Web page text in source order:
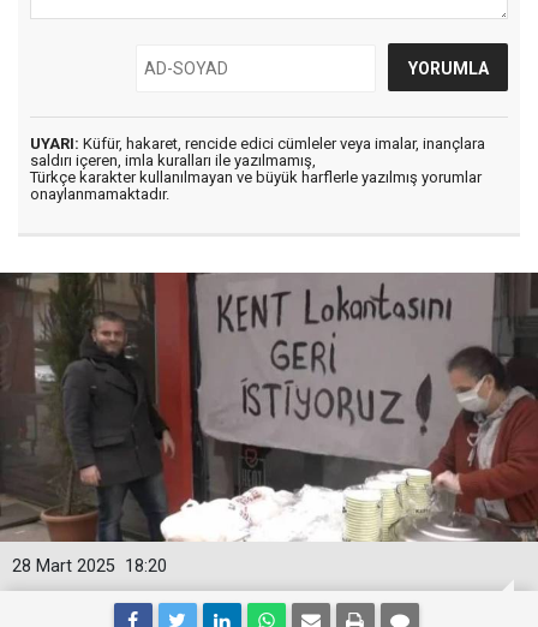
UYARI: Küfür, hakaret, rencide edici cümleler veya imalar, inançlara
saldırı içeren, imla kuralları ile yazılmamış,
Türkçe karakter kullanılmayan ve büyük harflerle yazılmış yorumlar
onaylanmamaktadır.
18:20
28 Mart 2025